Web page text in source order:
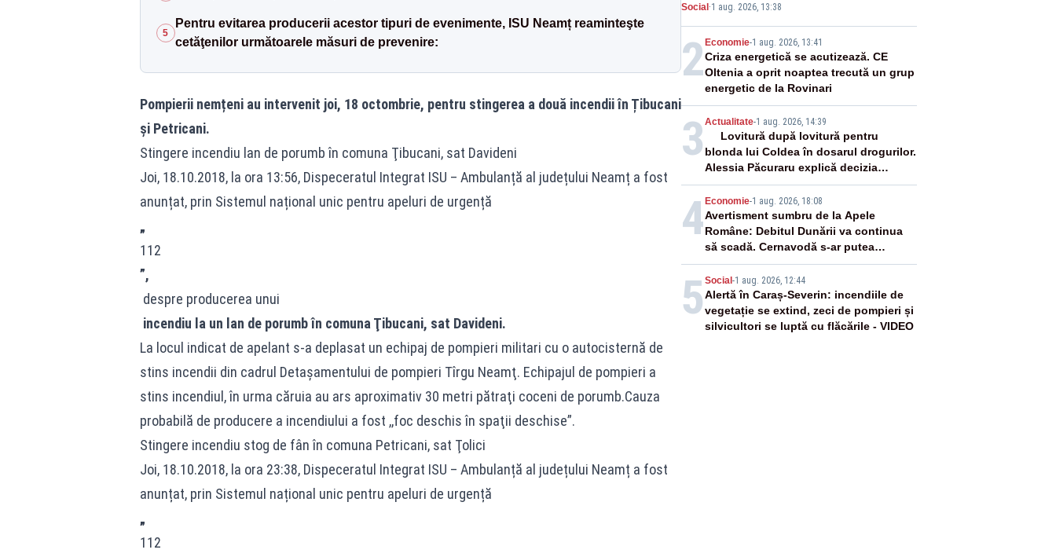
5
Pentru evitarea producerii acestor tipuri de evenimente, ISU Neamț reaminteşte
cetăţenilor următoarele măsuri de prevenire:
Pompierii nemțeni au intervenit joi, 18 octombrie, pentru stingerea a două incendii în Țibucani
și Petricani.
Stingere incendiu lan de porumb în comuna Ţibucani, sat Davideni
Joi, 18.10.2018, la ora 13:56, Dispeceratul Integrat ISU – Ambulanță al județului Neamț a fost
anunțat, prin Sistemul național unic pentru apeluri de urgență
„
112
”,
despre producerea unui
incendiu la un lan de porumb în comuna Ţibucani, sat Davideni.
La locul indicat de apelant s-a deplasat un echipaj de pompieri militari cu o autocisternă de
stins incendii din cadrul Detașamentului de pompieri Tîrgu Neamţ. Echipajul de pompieri a
stins incendiul, în urma căruia au ars aproximativ 30 metri pătraţi coceni de porumb.Cauza
probabilă de producere a incendiului a fost ,,foc deschis în spaţii deschise”.
Stingere incendiu stog de fân în comuna Petricani, sat Ţolici
Joi, 18.10.2018, la ora 23:38, Dispeceratul Integrat ISU – Ambulanță al județului Neamț a fost
anunțat, prin Sistemul național unic pentru apeluri de urgență
„
112
către Cernavodă – VIDEO
Social·1 aug. 2026, 13:38
2Economie-1 aug. 2026, 13:41
Criza energetică se acutizează. CE
Oltenia a oprit noaptea trecută un grup
energetic de la Rovinari
3 Actualitate-1 aug. 2026, 14:39
Lovitură după lovitură pentru
blonda lui Coldea în dosarul drogurilor.
Alessia Păcuraru explică decizia
magistraților
4Economie-1 aug. 2026, 18:08
Avertisment sumbru de la Apele
Române: Debitul Dunării va continua
să scadă. Cernavodă s-ar putea
închide în 4 zile
5 Social-1 aug. 2026, 12:44
Alertă în Caraș-Severin: incendiile de
vegetație se extind, zeci de pompieri și
silvicultori se luptă cu flăcările - VIDEO